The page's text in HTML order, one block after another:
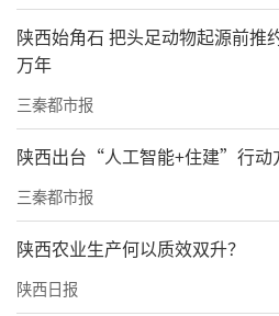
前，先秦的时候，木瓜
朋友之间互赠的信物。
“投我以木瓜，报之以
《诗经·卫风·木瓜》的
朋友之间把木瓜作为互赠
重情意永相好”的寓意。
秦时的钖县，家家户户都
木瓜放置家中，如同香薰
陕西始角石 把头足动物起源前推
万年
三秦都市报
陕西出台“人工智能+住建”行动
三秦都市报
陕西农业生产何以质效双升？
陕西日报